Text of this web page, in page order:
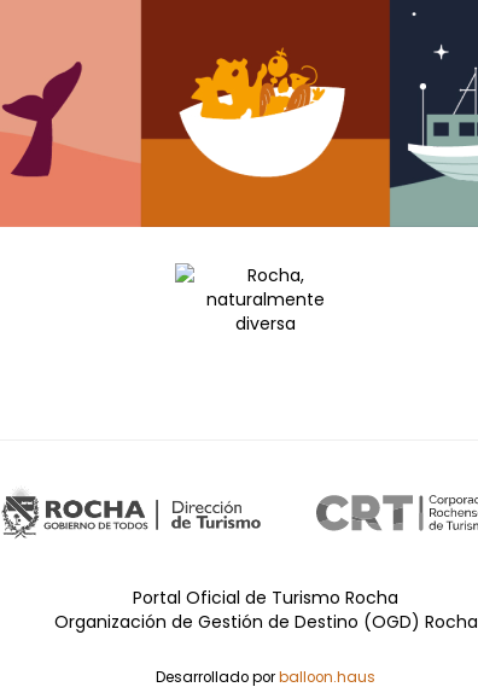
Portal Oficial de Turismo Rocha
Organización de Gestión de Destino (OGD) Rocha
Desarrollado porballoon.haus